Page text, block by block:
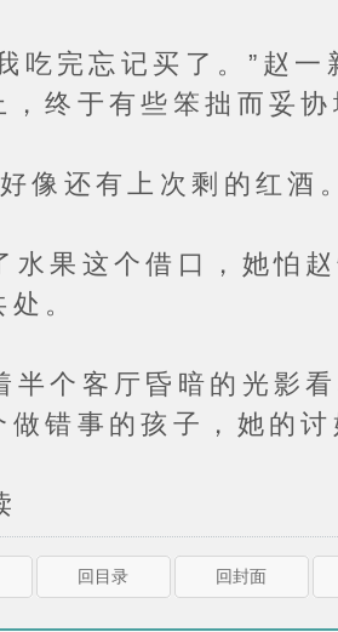
记买了。”赵一新
终于有些笨拙而妥协
有上次剩的红酒
这个借口，她怕赵
。
客厅昏暗的光影看
错事的孩子，她的讨
回目录 回封面